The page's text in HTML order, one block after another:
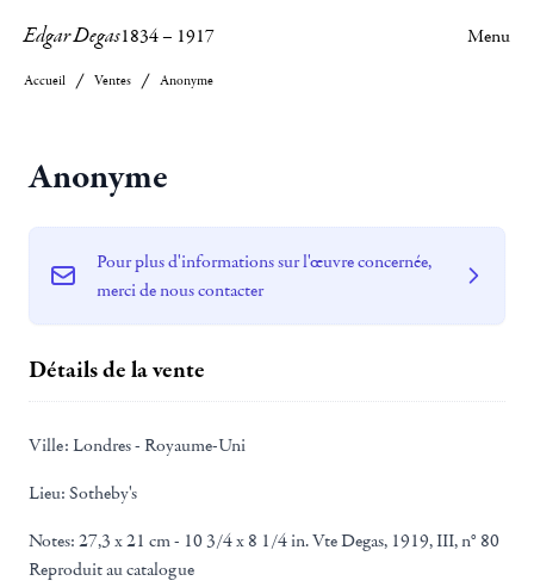
Edgar Degas1834– 1917 Menu
Accueil Ventes Anonyme
Anonyme
Pour plus d'informations sur l'œuvre concernée,
merci de nous contacter
Détails de la vente
Ville: Londres - Royaume-Uni
Lieu: Sotheby's
Notes: 27,3 x 21 cm - 10 3/4 x 8 1/4 in. Vte Degas, 1919, III, n° 80
Reproduit au catalogue